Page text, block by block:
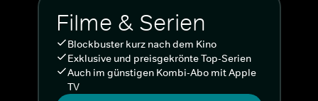
Filme & Serien
Blockbuster kurz nach dem Kino
Exklusive und preisgekrönte Top-Serien
Auch im günstigen Kombi-Abo mit Apple
TV